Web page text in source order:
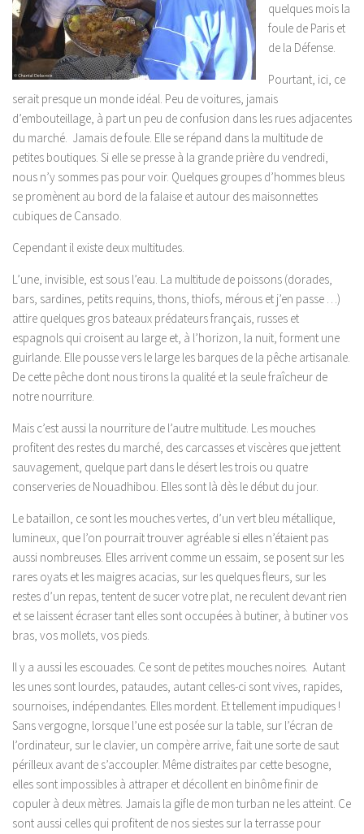
quelques mois la
foule de Paris et
de la Défense.
Pourtant, ici, ce
serait presque un monde idéal. Peu de voitures, jamais
d’embouteillage, à part un peu de confusion dans les rues adjacentes
du marché. Jamais de foule. Elle se répand dans la multitude de
petites boutiques. Si elle se presse à la grande prière du vendredi,
nous n’y sommes pas pour voir. Quelques groupes d’hommes bleus
se promènent au bord de la falaise et autour des maisonnettes
cubiques de Cansado.
Cependant il existe deux multitudes.
L’une, invisible, est sous l’eau. La multitude de poissons (dorades,
bars, sardines, petits requins, thons, thiofs, mérous et j’en passe …)
attire quelques gros bateaux prédateurs français, russes et
espagnols qui croisent au large et, à l’horizon, la nuit, forment une
guirlande. Elle pousse vers le large les barques de la pêche artisanale.
De cette pêche dont nous tirons la qualité et la seule fraîcheur de
notre nourriture.
Mais c’est aussi la nourriture de l’autre multitude. Les mouches
profitent des restes du marché, des carcasses et viscères que jettent
sauvagement, quelque part dans le désert les trois ou quatre
conserveries de Nouadhibou. Elles sont là dès le début du jour.
Le bataillon, ce sont les mouches vertes, d’un vert bleu métallique,
lumineux, que l’on pourrait trouver agréable si elles n’étaient pas
aussi nombreuses. Elles arrivent comme un essaim, se posent sur les
rares oyats et les maigres acacias, sur les quelques fleurs, sur les
restes d’un repas, tentent de sucer votre plat, ne reculent devant rien
et se laissent écraser tant elles sont occupées à butiner, à butiner vos
bras, vos mollets, vos pieds.
Il y a aussi les escouades. Ce sont de petites mouches noires. Autant
les unes sont lourdes, pataudes, autant celles-ci sont vives, rapides,
sournoises, indépendantes. Elles mordent. Et tellement impudiques !
Sans vergogne, lorsque l’une est posée sur la table, sur l’écran de
l’ordinateur, sur le clavier, un compère arrive, fait une sorte de saut
périlleux avant de s’accoupler. Même distraites par cette besogne,
elles sont impossibles à attraper et décollent en binôme finir de
copuler à deux mètres. Jamais la gifle de mon turban ne les atteint. Ce
sont aussi celles qui profitent de nos siestes sur la terrasse pour